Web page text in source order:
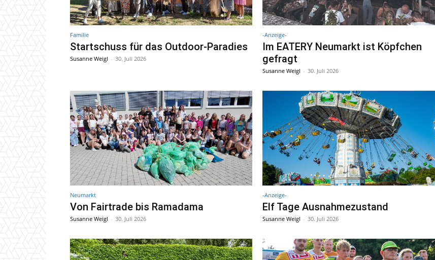
Familie
Startschuss für das Outdoor-Paradies
Susanne Weigl - 30. Juli 2026
-Anzeige-
Im EATERY Neumarkt ist Köpfchen
gefragt
Susanne Weigl - 30. Juli 2026
Neumarkt
Von Fairtrade bis Ramadama
Susanne Weigl - 30. Juli 2026
-Anzeige-
Elf Tage Ausnahmezustand
Susanne Weigl - 30. Juli 2026